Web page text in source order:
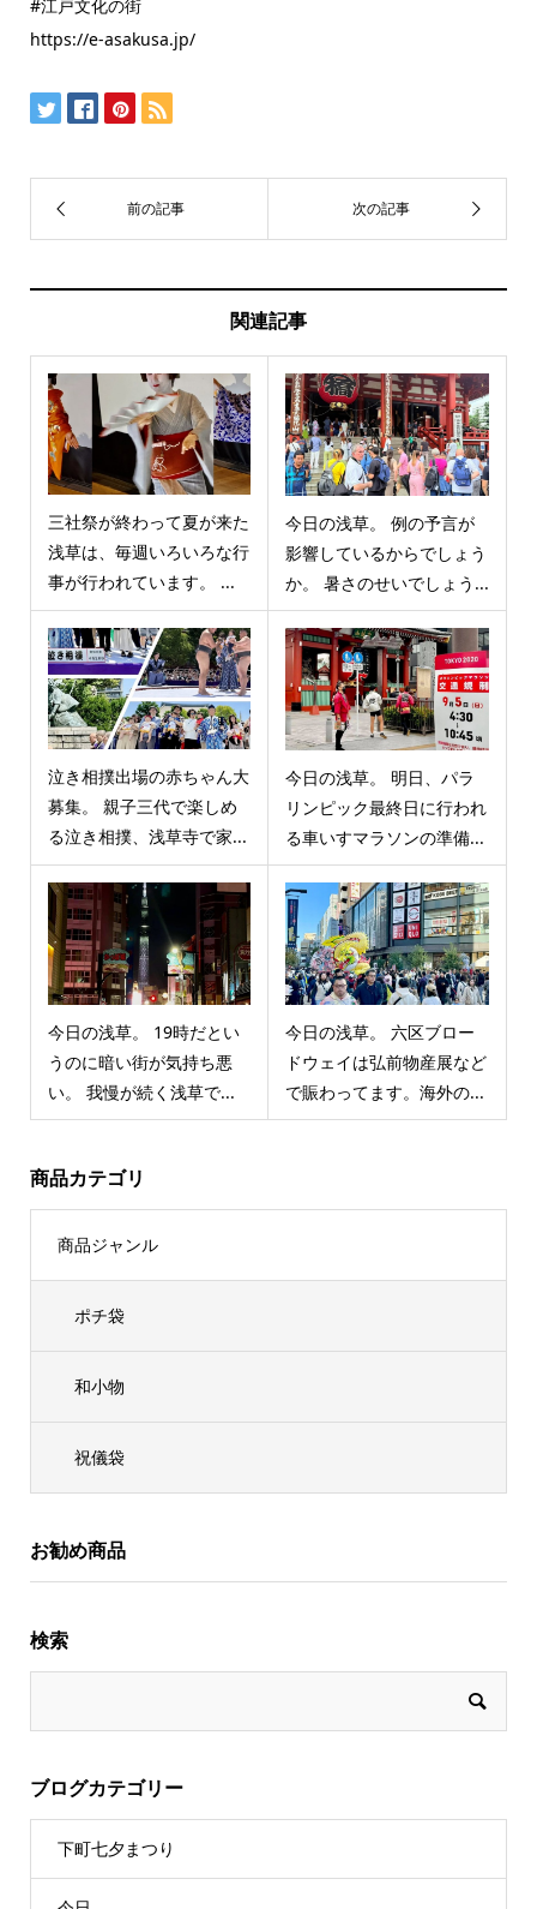
#江戸文化の街
https://e-asakusa.jp/
関連記事
三社祭が終わって夏が来た
浅草は、毎週いろいろな行
事が行われています。 ...
今日の浅草。 例の予言が
影響しているからでしょう
か。 暑さのせいでしょう...
泣き相撲出場の赤ちゃん大
募集。 親子三代で楽しめ
る泣き相撲、浅草寺で家...
今日の浅草。 明日、パラ
リンピック最終日に行われ
る車いすマラソンの準備...
今日の浅草。 19時だとい
うのに暗い街が気持ち悪
い。 我慢が続く浅草で...
今日の浅草。 六区ブロー
ドウェイは弘前物産展など
で賑わってます。海外の...
商品カテゴリ
商品ジャンル
ポチ袋
和小物
祝儀袋
お勧め商品
検索
ブログカテゴリー
下町七夕まつり